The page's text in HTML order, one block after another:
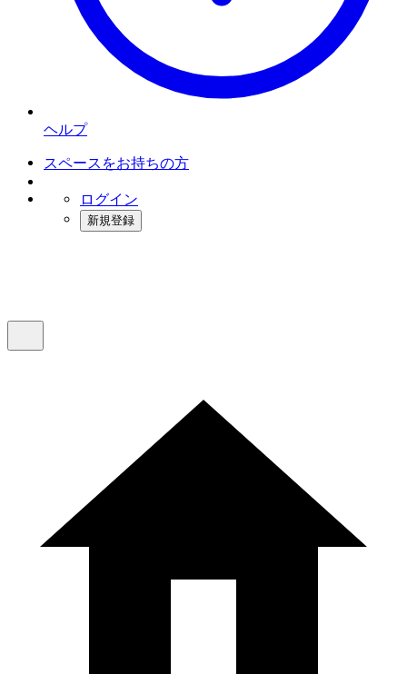
ヘルプ
スペースをお持ちの方
ログイン
新規登録